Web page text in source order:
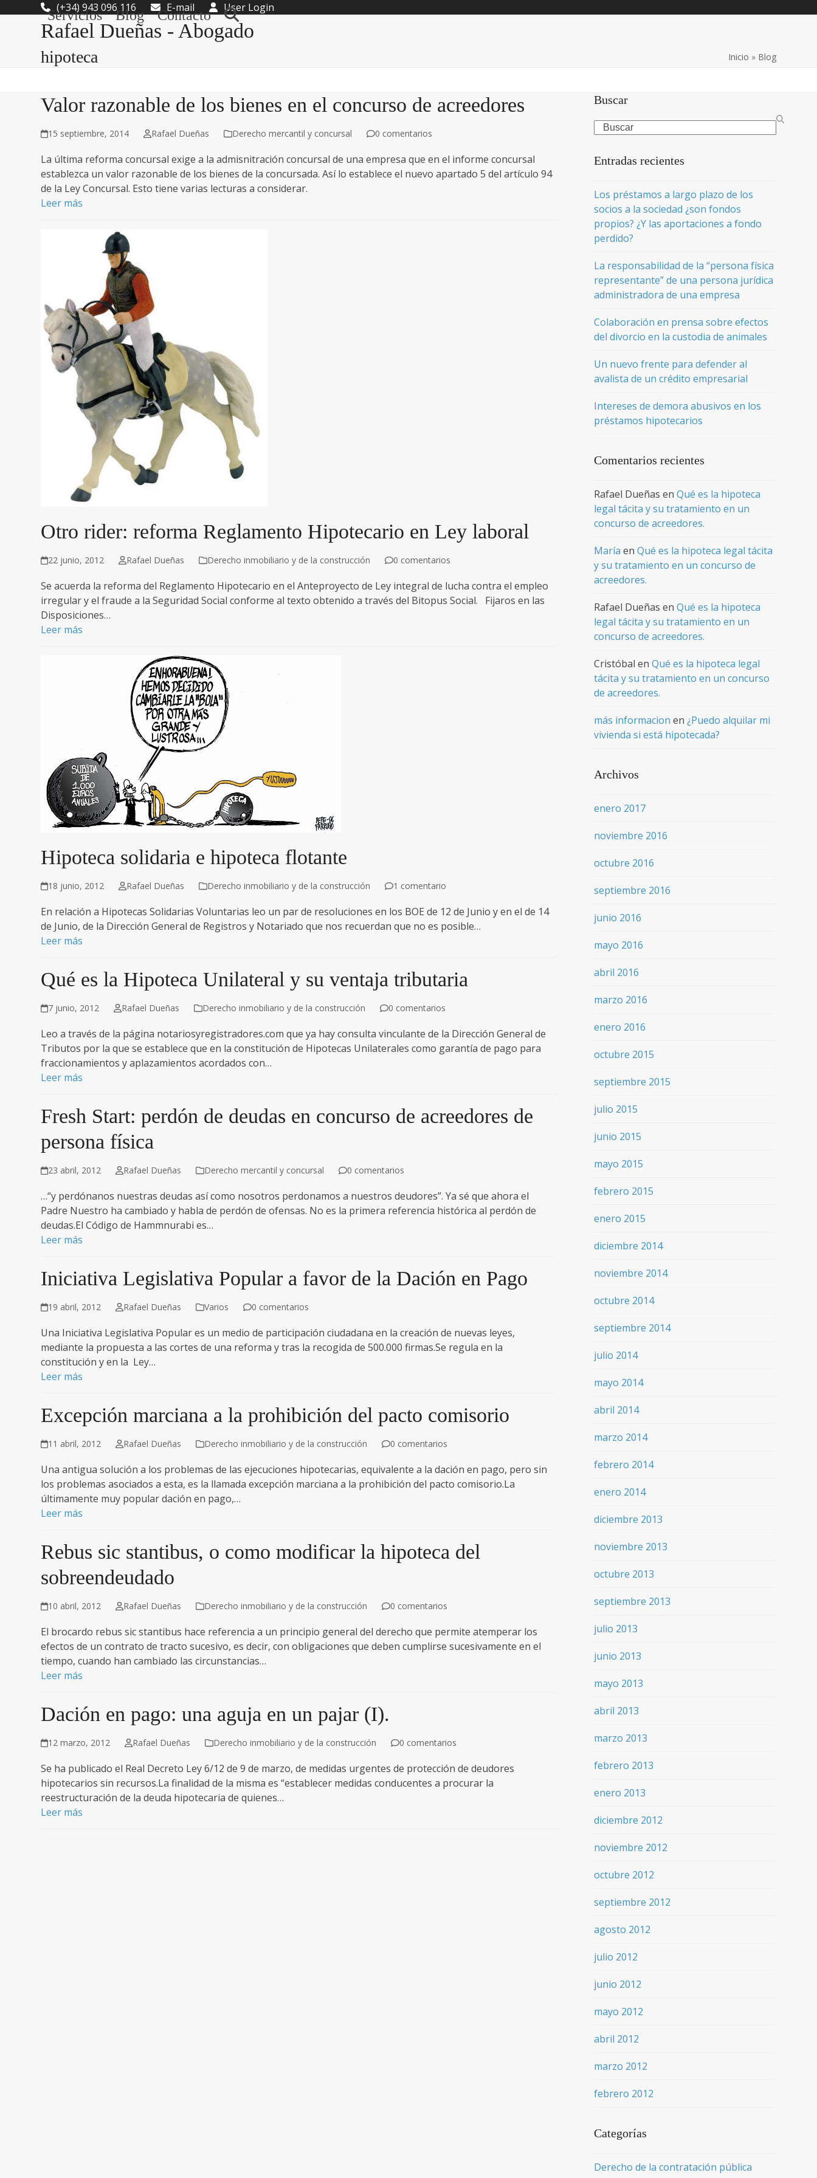
(+34) 943 096 116 E-mail User Login
Rafael Dueñas - Abogado
Servicios Blog Contacto
hipoteca Inicio » Blog
Valor razonable de los bienes en el concurso de acreedores
15 septiembre, 2014 Rafael Dueñas Derecho mercantil y concursal 0 comentarios
La última reforma concursal exige a la admisnitración concursal de una empresa que en el informe concursal
establezca un valor razonable de los bienes de la concursada. Así lo establece el nuevo apartado 5 del artículo 94
de la Ley Concursal. Esto tiene varias lecturas a considerar.
Leer más
Otro rider: reforma Reglamento Hipotecario en Ley laboral
22 junio, 2012 Rafael Dueñas Derecho inmobiliario y de la construcción 0 comentarios
Se acuerda la reforma del Reglamento Hipotecario en el Anteproyecto de Ley integral de lucha contra el empleo
irregular y el fraude a la Seguridad Social conforme al texto obtenido a través del Bitopus Social. Fijaros en las
Disposiciones…
Leer más
Hipoteca solidaria e hipoteca flotante
18 junio, 2012 Rafael Dueñas Derecho inmobiliario y de la construcción 1 comentario
En relación a Hipotecas Solidarias Voluntarias leo un par de resoluciones en los BOE de 12 de Junio y en el de 14
de Junio, de la Dirección General de Registros y Notariado que nos recuerdan que no es posible…
Leer más
Qué es la Hipoteca Unilateral y su ventaja tributaria
7 junio, 2012 Rafael Dueñas Derecho inmobiliario y de la construcción 0 comentarios
Leo a través de la página notariosyregistradores.com que ya hay consulta vinculante de la Dirección General de
Tributos por la que se establece que en la constitución de Hipotecas Unilaterales como garantía de pago para
fraccionamientos y aplazamientos acordados con…
Leer más
Fresh Start: perdón de deudas en concurso de acreedores de
persona física
23 abril, 2012 Rafael Dueñas Derecho mercantil y concursal 0 comentarios
…“y perdónanos nuestras deudas así como nosotros perdonamos a nuestros deudores”. Ya sé que ahora el
Padre Nuestro ha cambiado y habla de perdón de ofensas. No es la primera referencia histórica al perdón de
deudas.El Código de Hammnurabi es…
Leer más
Iniciativa Legislativa Popular a favor de la Dación en Pago
19 abril, 2012 Rafael Dueñas Varios 0 comentarios
Una Iniciativa Legislativa Popular es un medio de participación ciudadana en la creación de nuevas leyes,
mediante la propuesta a las cortes de una reforma y tras la recogida de 500.000 firmas.Se regula en la
constitución y en la Ley…
Leer más
Excepción marciana a la prohibición del pacto comisorio
11 abril, 2012 Rafael Dueñas Derecho inmobiliario y de la construcción 0 comentarios
Una antigua solución a los problemas de las ejecuciones hipotecarias, equivalente a la dación en pago, pero sin
los problemas asociados a esta, es la llamada excepción marciana a la prohibición del pacto comisorio.La
últimamente muy popular dación en pago,…
Leer más
Rebus sic stantibus, o como modificar la hipoteca del
sobreendeudado
10 abril, 2012 Rafael Dueñas Derecho inmobiliario y de la construcción 0 comentarios
El brocardo rebus sic stantibus hace referencia a un principio general del derecho que permite atemperar los
efectos de un contrato de tracto sucesivo, es decir, con obligaciones que deben cumplirse sucesivamente en el
tiempo, cuando han cambiado las circunstancias…
Leer más
Dación en pago: una aguja en un pajar (I).
12 marzo, 2012 Rafael Dueñas Derecho inmobiliario y de la construcción 0 comentarios
Se ha publicado el Real Decreto Ley 6/12 de 9 de marzo, de medidas urgentes de protección de deudores
hipotecarios sin recursos.La finalidad de la misma es “establecer medidas conducentes a procurar la
reestructuración de la deuda hipotecaria de quienes…
Leer más
Buscar
Search
Entradas recientes
Los préstamos a largo plazo de los
socios a la sociedad ¿son fondos
propios? ¿Y las aportaciones a fondo
perdido?
La responsabilidad de la “persona física
representante” de una persona jurídica
administradora de una empresa
Colaboración en prensa sobre efectos
del divorcio en la custodia de animales
Un nuevo frente para defender al
avalista de un crédito empresarial
Intereses de demora abusivos en los
préstamos hipotecarios
Comentarios recientes
Rafael Dueñas en Qué es la hipoteca
legal tácita y su tratamiento en un
concurso de acreedores.
María en Qué es la hipoteca legal tácita
y su tratamiento en un concurso de
acreedores.
Rafael Dueñas en Qué es la hipoteca
legal tácita y su tratamiento en un
concurso de acreedores.
Cristóbal en Qué es la hipoteca legal
tácita y su tratamiento en un concurso
de acreedores.
más informacion en ¿Puedo alquilar mi
vivienda si está hipotecada?
Archivos
enero 2017
noviembre 2016
octubre 2016
septiembre 2016
junio 2016
mayo 2016
abril 2016
marzo 2016
enero 2016
octubre 2015
septiembre 2015
julio 2015
junio 2015
mayo 2015
febrero 2015
enero 2015
diciembre 2014
noviembre 2014
octubre 2014
septiembre 2014
julio 2014
mayo 2014
abril 2014
marzo 2014
febrero 2014
enero 2014
diciembre 2013
noviembre 2013
octubre 2013
septiembre 2013
julio 2013
junio 2013
mayo 2013
abril 2013
marzo 2013
febrero 2013
enero 2013
diciembre 2012
noviembre 2012
octubre 2012
septiembre 2012
agosto 2012
julio 2012
junio 2012
mayo 2012
abril 2012
marzo 2012
febrero 2012
Categorías
Derecho de la contratación pública